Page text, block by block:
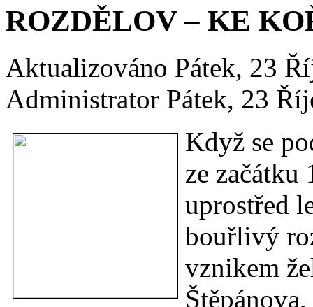
ROZDĚLOV – KE
Aktualizováno Pátek, 23
Administrator Pátek, 23
Když se
ze začátku
uprostřed
bouřlivý
vznikem